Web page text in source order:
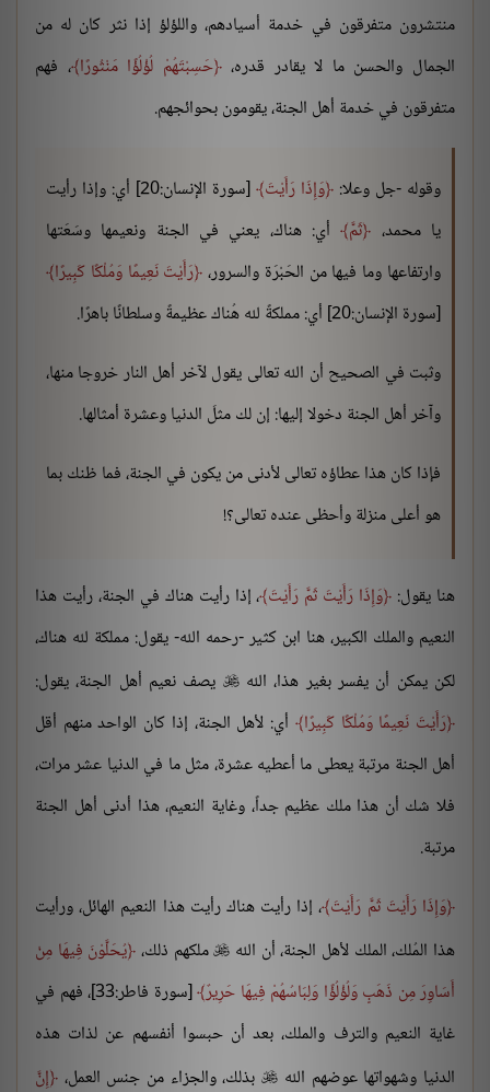
منتشرون متفرقون في خدمة أسيادهم، واللؤلؤ إذا نثر كان له من
الجمال والحسن ما لا يقادر قدره، حَسِبْتَهُمْ لُؤْلُؤًا مَنْثُورًا ، فهم
متفرقون في خدمة أهل الجنة، يقومون بحوائجهم.
وقوله -جل وعلا: وَإِذَا رَأَيْتَ
[سورة الإنسان:20] أي: وإذا رأيت
يا محمد،
ثَمَّ أي: هناك، يعني في الجنة ونعيمها وسَعَتها
وارتفاعها وما فيها من الحَبْرَة والسرور، رَأَيْتَ نَعِيمًا وَمُلْكًا كَبِيرًا
[سورة الإنسان:20] أي: مملكةً لله هُناك عظيمةً وسلطانًا باهرًا.
وثبت في الصحيح أن الله تعالى يقول لآخر أهل النار خروجا منها،
وآخر أهل الجنة دخولا إليها: إن لك مثلَ الدنيا وعشرة أمثالها.
فإذا كان هذا عطاؤه تعالى لأدنى من يكون في الجنة، فما ظنك بما
هو أعلى منزلة وأحظى عنده تعالى؟!
هنا يقول: وَإِذَا رَأَيْتَ ثَمَّ رَأَيْتَ ، إذا رأيت هناك في الجنة، رأيت هذا
النعيم والملك الكبير، هنا ابن كثير -رحمه الله- يقول: مملكة لله هناك،
لكن يمكن أن يفسر بغير هذا، الله يصف نعيم أهل الجنة، يقول:
رَأَيْتَ نَعِيمًا وَمُلْكًا كَبِيرًا أي: لأهل الجنة، إذا كان الواحد منهم أقل
أهل الجنة مرتبة يعطى ما أعطيه عشرة، مثل ما في الدنيا عشر مرات،
فلا شك أن هذا ملك عظيم جداً، وغاية النعيم، هذا أدنى أهل الجنة
مرتبة.
وَإِذَا رَأَيْتَ ثَمَّ رَأَيْتَ ، إذا رأيت هناك رأيت هذا النعيم الهائل، ورأيت
هذا المُلك، الملك لأهل الجنة، أن الله ملكهم ذلك، يُحَلَّوْنَ فِيهَا مِنْ
أَسَاوِرَ مِن ذَهَبٍ وَلُؤْلُؤًا وَلِبَاسُهُمْ فِيهَا حَرِيرٌ
[سورة فاطر:33]، فهم في
غاية النعيم والترف والملك، بعد أن حبسوا أنفسهم عن لذات هذه
الدنيا وشهواتها عوضهم الله بذلك، والجزاء من جنس العمل، إِنَّ